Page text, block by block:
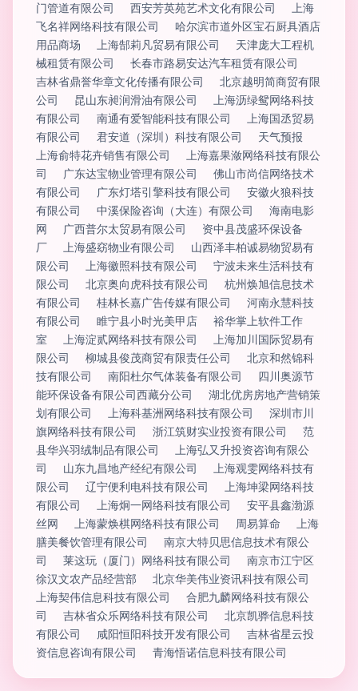
门管道有限公司
西安芳英苑艺术文化有限公司
上海
飞名祥网络科技有限公司
哈尔滨市道外区宝石厨具酒店
用品商场
上海郜莉凡贸易有限公司
天津庞大工程机
械租赁有限公司
长春市路易安达汽车租赁有限公司
吉林省鼎誉华章文化传播有限公司
北京越明简商贸有限
公司
昆山东昶润滑油有限公司
上海沥绿鸳网络科技
有限公司
南通有爱智能科技有限公司
上海国丞贸易
有限公司
君安道（深圳）科技有限公司
天气预报
上海俞特花卉销售有限公司
上海嘉果潋网络科技有限公
司
广东达宝物业管理有限公司
佛山市尚信网络技术
有限公司
广东灯塔引擎科技有限公司
安徽火狼科技
有限公司
中溪保险咨询（大连）有限公司
海南电影
网
广西普尔太贸易有限公司
资中县茂盛环保设备
厂
上海盛窈物业有限公司
山西泽丰柏诚易物贸易有
限公司
上海徽照科技有限公司
宁波未来生活科技有
限公司
北京奥向虎科技有限公司
杭州焕旭信息技术
有限公司
桂林长嘉广告传媒有限公司
河南永慧科技
有限公司
睢宁县小时光美甲店
裕华掌上软件工作
室
上海淀贰网络科技有限公司
上海加川国际贸易有
限公司
柳城县俊茂商贸有限责任公司
北京和然锦科
技有限公司
南阳杜尔气体装备有限公司
四川奥源节
能环保设备有限公司西藏分公司
湖北优房房地产营销策
划有限公司
上海科基洲网络科技有限公司
深圳市川
旗网络科技有限公司
浙江筑财实业投资有限公司
范
县华兴羽绒制品有限公司
上海弘又升投资咨询有限公
司
山东九昌地产经纪有限公司
上海观雯网络科技有
限公司
辽宁便利电科技有限公司
上海坤梁网络科技
有限公司
上海炯一网络科技有限公司
安平县鑫渤源
丝网
上海蒙焕棋网络科技有限公司 周易算命
上海
膳美餐饮管理有限公司
南京大特贝思信息技术有限公
司
莱这玩（厦门）网络科技有限公司
南京市江宁区
徐汉文农产品经营部
北京华美伟业资讯科技有限公司
上海契伟信息科技有限公司
合肥九麟网络科技有限公
司
吉林省众乐网络科技有限公司
北京凯骅信息科技
有限公司
咸阳恒阳科技开发有限公司
吉林省星云投
资信息咨询有限公司
青海悟诺信息科技有限公司